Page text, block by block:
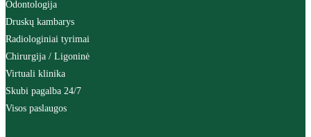
Odontologija
Druskų kambarys
Radiologiniai tyrimai
Chirurgija / Ligoninė
Virtuali klinika
Skubi pagalba 24/7
Visos paslaugos